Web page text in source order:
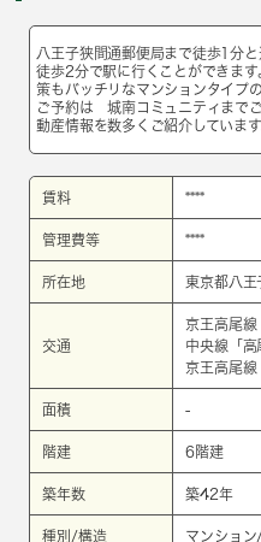
八王子狭間通郵便局まで徒歩1分と
徒歩2分で駅に行くことができま
策もバッチリなマンションタイプ
ご予約は 城南コミュニティまで
動産情報を数多くご紹介しています
賃料 ****
管理費等 ****
所在地 東京都八
交通
京王高尾線
中央線 「 高
京王高尾線
面積 -
階建 6階建
築年数 築42年
種別/構造 マンション